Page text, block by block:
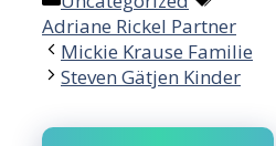
Adriane Rickel Partner
Post
navigation
Mickie Krause Familie
Steven Gätjen Kinder